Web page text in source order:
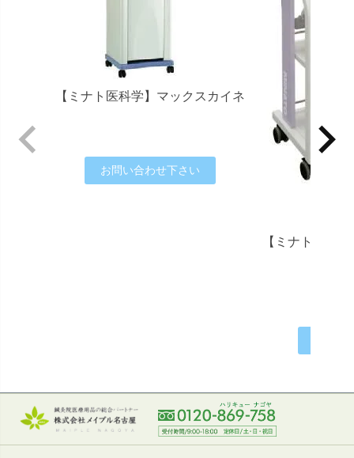
【ミナト医科学】マックスカイネ
お問い合わせ下さい
【ミナト医科